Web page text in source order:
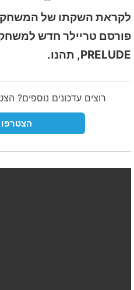
PRELUDE, תהנו.
רוצים עדכונים נוספים?